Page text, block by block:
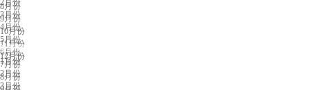
8月份
9月份
10月份
11月份
12月份
2月份
3月份
4月份
5月份
6月份
7月份
8月份
兰州展会排期
1月份
2月份
3月份